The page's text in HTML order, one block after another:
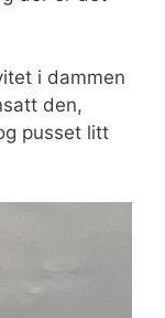
i dammen
den,
pusset litt